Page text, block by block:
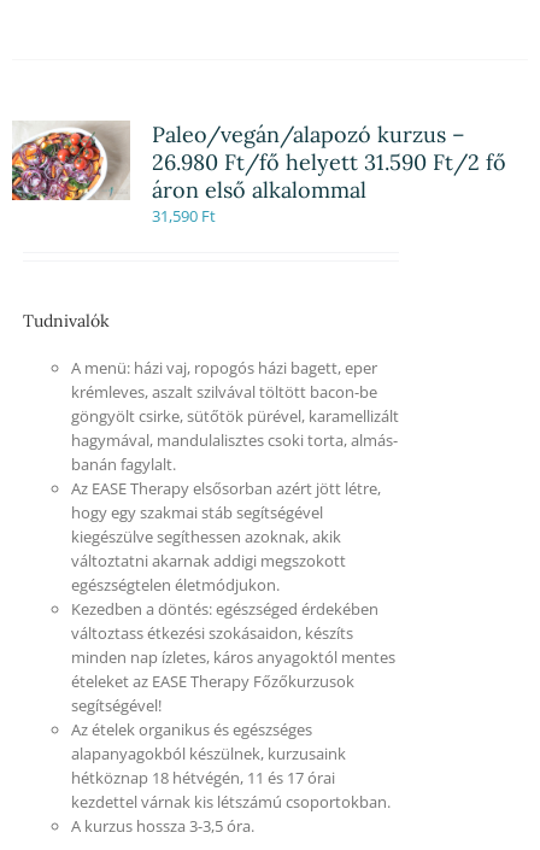
Paleo/vegán/alapozó kurzus –
26.980 Ft/fő helyett 31.590 Ft/2 fő
áron első alkalommal
31,590 Ft
Tudnivalók
A menü: házi vaj, ropogós házi bagett, eper
krémleves, aszalt szilvával töltött bacon-be
göngyölt csirke, sütőtök pürével, karamellizált
hagymával, mandulalisztes csoki torta, almás-
banán fagylalt.
Az EASE Therapy elsősorban azért jött létre,
hogy egy szakmai stáb segítségével
kiegészülve segíthessen azoknak, akik
változtatni akarnak addigi megszokott
egészségtelen életmódjukon.
Kezedben a döntés: egészséged érdekében
változtass étkezési szokásaidon, készíts
minden nap ízletes, káros anyagoktól mentes
ételeket az EASE Therapy Főzőkurzusok
segítségével!
Az ételek organikus és egészséges
alapanyagokból készülnek, kurzusaink
hétköznap 18 hétvégén, 11 és 17 órai
kezdettel várnak kis létszámú csoportokban.
A kurzus hossza 3-3,5 óra.